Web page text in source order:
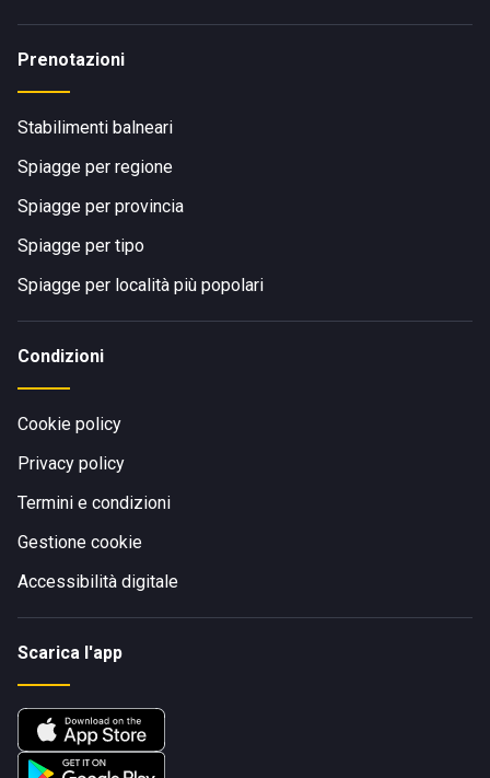
Prenotazioni
Stabilimenti balneari
Spiagge per regione
Spiagge per provincia
Spiagge per tipo
Spiagge per località più popolari
Condizioni
Cookie policy
Privacy policy
Termini e condizioni
Gestione cookie
Accessibilità digitale
Scarica l'app